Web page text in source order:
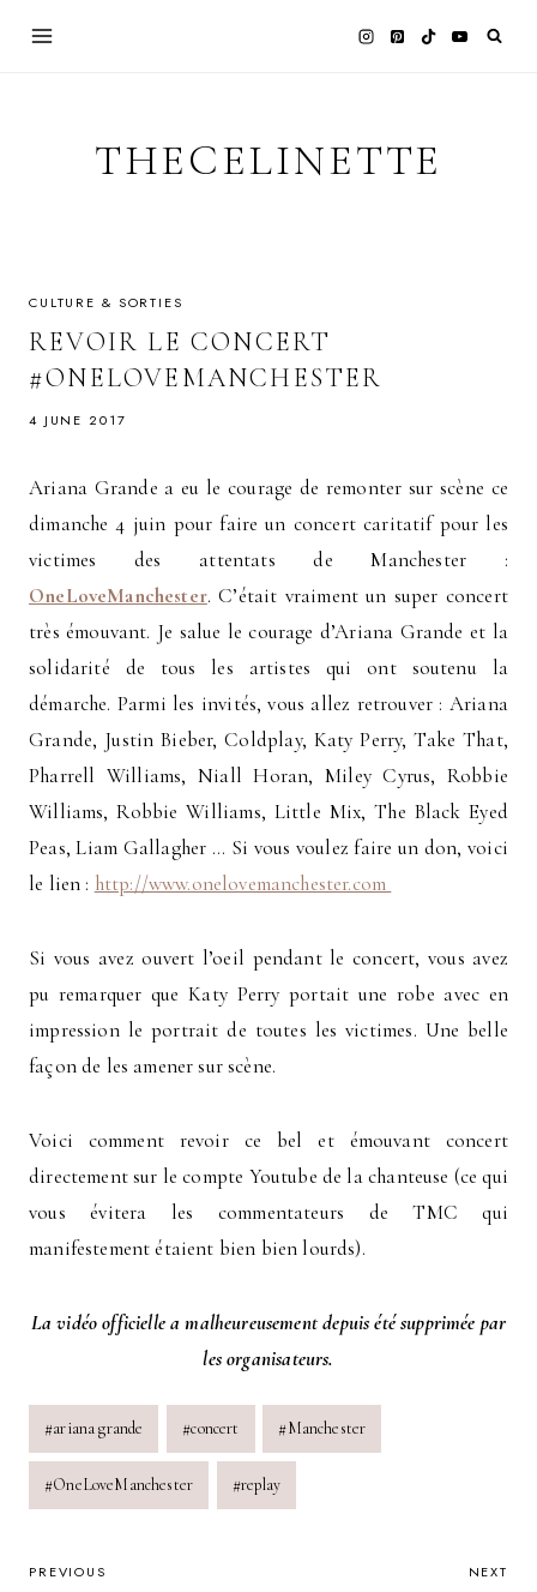
THECELINETTE
CULTURE & SORTIES
REVOIR LE CONCERT
#ONELOVEMANCHESTER
4 JUNE 2017
Ariana Grande a eu le courage de remonter sur scène ce
dimanche 4 juin pour faire un concert caritatif pour les
victimes des attentats de Manchester :
OneLoveManchester. C’était vraiment un super concert
très émouvant. Je salue le courage d’Ariana Grande et la
solidarité de tous les artistes qui ont soutenu la
démarche. Parmi les invités, vous allez retrouver : Ariana
Grande, Justin Bieber, Coldplay, Katy Perry, Take That,
Pharrell Williams, Niall Horan, Miley Cyrus, Robbie
Williams, Robbie Williams, Little Mix, The Black Eyed
Peas, Liam Gallagher … Si vous voulez faire un don, voici
le lien : http://www.onelovemanchester.com
Si vous avez ouvert l’oeil pendant le concert, vous avez
pu remarquer que Katy Perry portait une robe avec en
impression le portrait de toutes les victimes. Une belle
façon de les amener sur scène.
Voici comment revoir ce bel et émouvant concert
directement sur le compte Youtube de la chanteuse (ce qui
vous évitera les commentateurs de TMC qui
manifestement étaient bien bien lourds).
La vidéo officielle a malheureusement depuis été supprimée par
les organisateurs.
Post
Tags:
#ariana grande #concert #Manchester
#OneLoveManchester #replay
POST
PREVIOUS NEXT